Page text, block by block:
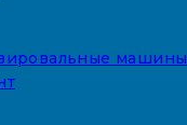
машины